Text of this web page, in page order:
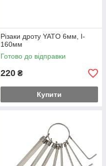
Різаки дроту YATO 6мм, I-
160мм
Готово до відправки
220 ₴
Купити